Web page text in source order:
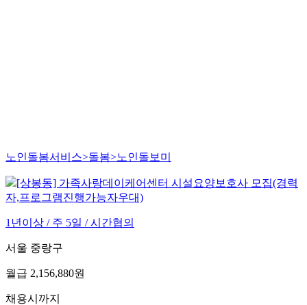
노인돌봄서비스>돌봄>노인돌보미
[상봉동] 가족사랑데이케어센터 시설요양보호사 모집(경력
자,프로그램진행가능자우대)
1년이상 / 주 5일 / 시간협의
서울 중랑구
월급 2,156,880원
채용시까지